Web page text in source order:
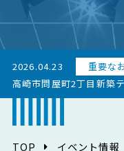
2026.04.23
重要な
高崎市問屋町2丁目新築
TOP イベント情報